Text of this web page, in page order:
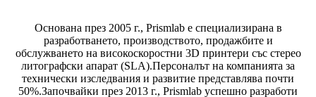
Основана през 2005 г., Prismlab е специализирана в
разработването, производството, продажбите и
обслужването на високоскоростни 3D принтери със стерео
литографски апарат (SLA).Персоналът на компанията за
технически изследвания и развитие представлява почти
50%.Започвайки през 2013 г., Prismlab успешно разработи